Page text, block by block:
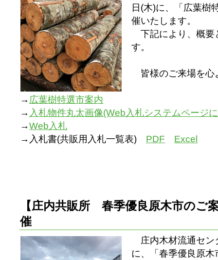
日(木)に、「広葉樹
催いたします。
下記により、概要
す。
皆様のご来場を心
→ 広葉樹特選市案内
→ 入札物件丸太画像(Web入札システムページ
→Web入札
→入札書(共販用入札一覧表) PDF Excel
【庄内共販所 春季優良原木市のご
催
庄内木材流通セン
に、「春季優良原